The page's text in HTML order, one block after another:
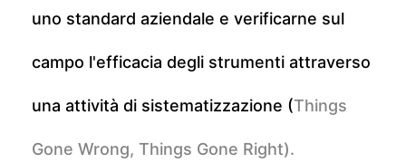
uno standard aziendale e verificarne sul
campo l'efficacia degli strumenti attraverso
una attività di sistematizzazione (Things
Gone Wrong, Things Gone Right).